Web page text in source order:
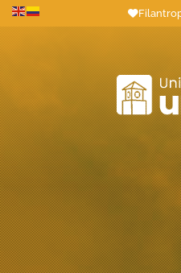
Estudiantes Profesores